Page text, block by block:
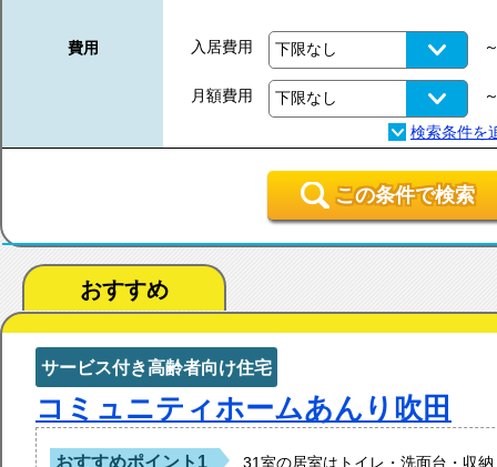
費用 入居費用
月額費用
この条件で検索
おすすめ
サービス付き高齢者向け住宅
コミュニティホームあんり吹田
おすすめポイント1
31室の居室はトイレ・洗面台・収